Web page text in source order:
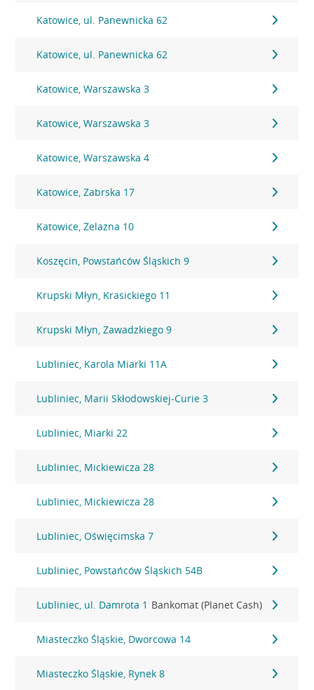
Katowice, ul. Panewnicka 62
Katowice, ul. Panewnicka 62
Katowice, Warszawska 3
Katowice, Warszawska 3
Katowice, Warszawska 4
Katowice, Zabrska 17
Katowice, Żelazna 10
Koszęcin, Powstańców Śląskich 9
Krupski Młyn, Krasickiego 11
Krupski Młyn, Zawadzkiego 9
Lubliniec, Karola Miarki 11A
Lubliniec, Marii Skłodowskiej-Curie 3
Lubliniec, Miarki 22
Lubliniec, Mickiewicza 28
Lubliniec, Mickiewicza 28
Lubliniec, Oświęcimska 7
Lubliniec, Powstańców Śląskich 54B
Lubliniec, ul. Damrota 1 Bankomat (Planet Cash)
Miasteczko Śląskie, Dworcowa 14
Miasteczko Śląskie, Rynek 8